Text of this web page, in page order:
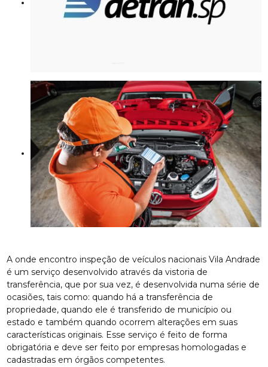
A onde encontro inspeção de veículos nacionais Vila Andrade
é um serviço desenvolvido através da vistoria de
transferência, que por sua vez, é desenvolvida numa série de
ocasiões, tais como: quando há a transferência de
propriedade, quando ele é transferido de município ou
estado e também quando ocorrem alterações em suas
características originais. Esse serviço é feito de forma
obrigatória e deve ser feito por empresas homologadas e
cadastradas em órgãos competentes.